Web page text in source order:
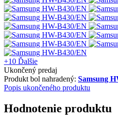
+10 Ďalšie
Ukončený predaj
Produkt bol nahradený: Samsung
Popis ukončeného produktu
Hodnotenie produktu